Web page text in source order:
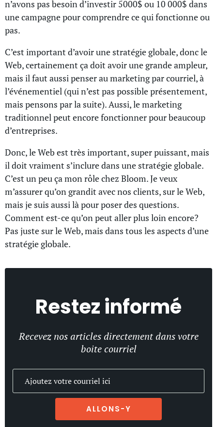
n’avons pas besoin d’investir 5000$ ou 10 000$ dans
une campagne pour comprendre ce qui fonctionne ou
pas.
C’est important d’avoir une stratégie globale, donc le
Web, certainement ça doit avoir une grande ampleur,
mais il faut aussi penser au marketing par courriel, à
l’événementiel (qui n’est pas possible présentement,
mais pensons par la suite). Aussi, le marketing
traditionnel peut encore fonctionner pour beaucoup
d’entreprises.
Donc, le Web est très important, super puissant, mais
il doit vraiment s’inclure dans une stratégie globale.
C’est un peu ça mon rôle chez Bloom. Je veux
m’assurer qu’on grandit avec nos clients, sur le Web,
mais je suis aussi là pour poser des questions.
Comment est-ce qu’on peut aller plus loin encore?
Pas juste sur le Web, mais dans tous les aspects d’une
stratégie globale.
Restez informé
Recevez nos articles directement dans votre
boite courriel
ALLONS-Y